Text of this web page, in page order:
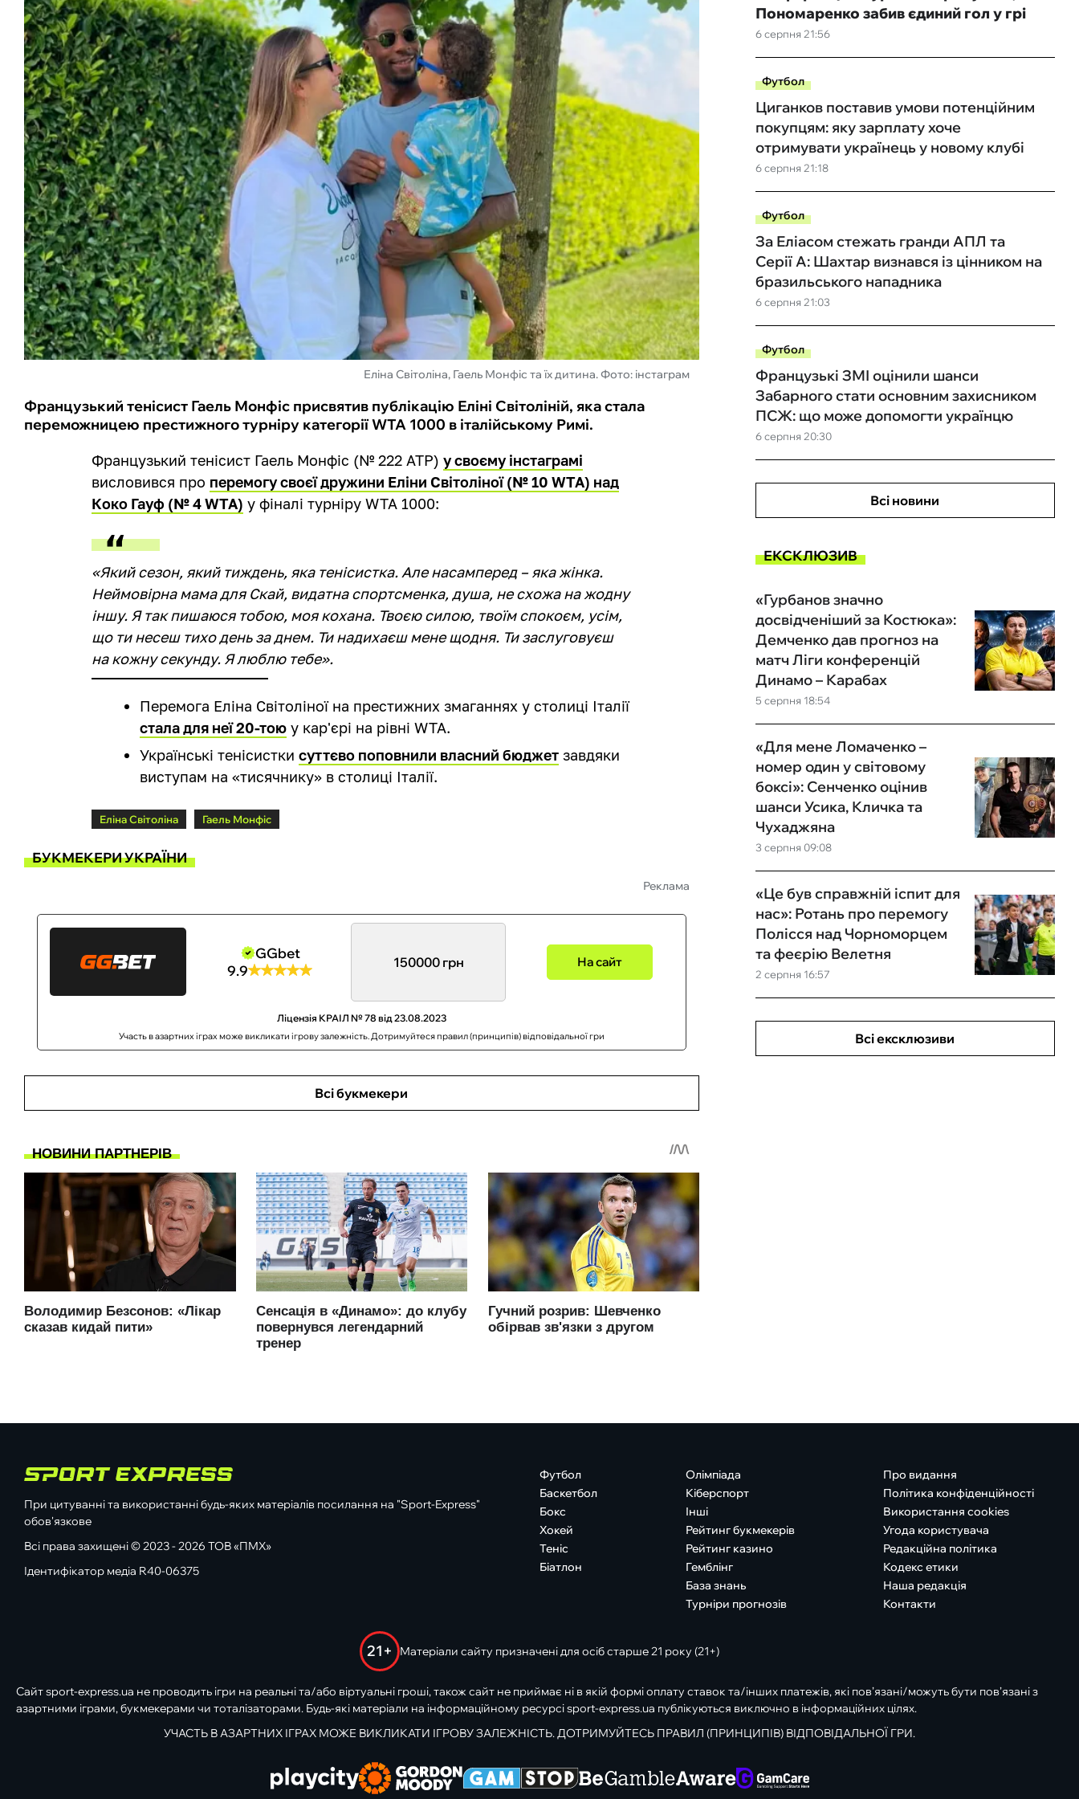
Еліна Світоліна, Гаель Монфіс та їх дитина. Фото: інстаграм
Французький тенісист Гаель Монфіс присвятив публікацію Еліні Світоліній, яка стала
переможницею престижного турніру категорії WTA 1000 в італійському Римі.
Французький тенісист Гаель Монфіс (№ 222 ATP)у своєму інстаграмі
висловився про перемогу своєї дружини Еліни Світоліної (№ 10 WTA) над
Коко Гауф (№ 4 WTA) у фіналі турніру WTA 1000:
«Який сезон, який тиждень, яка тенісистка. Але насамперед – яка жінка.
Неймовірна мама для Скай, видатна спортсменка, душа, не схожа на жодну
іншу. Я так пишаюся тобою, моя кохана. Твоєю силою, твоїм спокоєм, усім,
що ти несеш тихо день за днем. Ти надихаєш мене щодня. Ти заслуговуєш
на кожну секунду. Я люблю тебе».
Перемога Еліна Світоліної на престижних змаганнях у столиці Італії
стала для неї 20-тою у кар'єрі на рівні WTA.
Українські тенісисткисуттєво поповнили власний бюджет завдяки
виступам на «тисячнику» в столиці Італії.
Еліна Світоліна Гаель Монфіс
БУКМЕКЕРИ УКРАЇНИ
Реклама
GGbet
9.9
150000 грн На сайт
Ліцензія КРАІЛ № 78 від 23.08.2023
Участь в азартних іграх може викликати ігрову залежність. Дотримуйтеся правил (принципів) відповідальної гри
Всі букмекери
6 серпня 21:56
Пономаренко забив єдиний гол у грі
Футбол
6 серпня 21:18
Циганков поставив умови потенційним
покупцям: яку зарплату хоче
отримувати українець у новому клубі
Футбол
6 серпня 21:03
За Еліасом стежать гранди АПЛ та
Серії А: Шахтар визнався із цінником на
бразильського нападника
Футбол
6 серпня 20:30
Французькі ЗМІ оцінили шанси
Забарного стати основним захисником
ПСЖ: що може допомогти українцю
Всі новини
ЕКСКЛЮЗИВ
5 серпня 18:54
«Гурбанов значно
досвідченіший за Костюка»:
Демченко дав прогноз на
матч Ліги конференцій
Динамо – Карабах
3 серпня 09:08
«Для мене Ломаченко –
номер один у світовому
боксі»: Сенченко оцінив
шанси Усика, Кличка та
Чухаджяна
2 серпня 16:57
«Це був справжній іспит для
нас»: Ротань про перемогу
Полісся над Чорноморцем
та феєрію Велетня
Всі ексклюзиви
При цитуванні та використанні будь-яких матеріалів посилання на "Sport-Express"
обов'язкове
Всі права захищені © 2023 - 2026 ТОВ «ПМХ»
Ідентифікатор медіа R40-06375
Футбол
Баскетбол
Бокс
Хокей
Теніс
Біатлон
Олімпіада
Кіберспорт
Інші
Рейтинг букмекерів
Рейтинг казино
Гемблінг
База знань
Турніри прогнозів
Про видання
Політика конфіденційності
Використання cookies
Угода користувача
Редакційна політика
Кодекс етики
Наша редакція
Контакти
21+ Матеріали сайту призначені для осіб старше 21 року (21+)
Сайт sport-express.ua не проводить ігри на реальні та/або віртуальні гроші, також сайт не приймає ні в якій формі оплату ставок та/інших платежів, які пов’язані/можуть бути пов’язані з
азартними іграми, букмекерами чи тоталізаторами. Будь-які матеріали на інформаційному ресурсі sport-express.ua публікуються виключно в інформаційних цілях.
УЧАСТЬ В АЗАРТНИХ ІГРАХ МОЖЕ ВИКЛИКАТИ ІГРОВУ ЗАЛЕЖНІСТЬ. ДОТРИМУЙТЕСЬ ПРАВИЛ (ПРИНЦИПІВ) ВІДПОВІДАЛЬНОЇ ГРИ.